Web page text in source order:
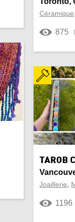
Céramique,
875
TAROB
Joaillerie,
1196